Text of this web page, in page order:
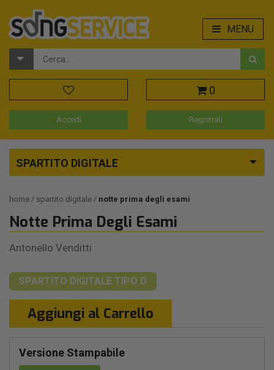
MENU
0
Accedi Registrati
SPARTITO DIGITALE
home spartito digitale notte prima degli esami
Notte Prima Degli Esami
Antonello Venditti
SPARTITO DIGITALE TIPO D
Aggiungi al Carrello
Versione Stampabile